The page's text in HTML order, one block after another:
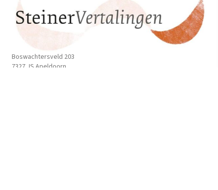
Boswachtersveld 203
7327 JS Apeldoorn